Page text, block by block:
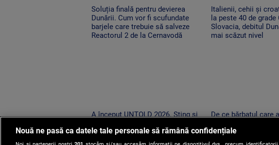
Soluția finală pentru devierea
Dunării. Cum vor fi scufundate
barjele care trebuie să salveze
Reactorul 2 de la Cernavodă
Italienii, cehii și
la peste 40 de
Slovacia, debitul
mai scăzut nivel
A început UNTOLD 2026. Sting și
nouă scene din Cluj-Napoca
De ce bărbatul care
putea fi primul
pentru acest lucru
Nouă ne pasă ca datele tale personale să rămână confidențiale